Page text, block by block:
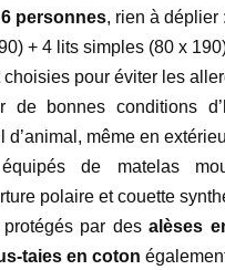
personnes, rien à déplier :
+ 4 lits simples (80 x
choisies pour éviter les
de bonnes conditions
d’animal, même en
de matelas
polaire et couette
protégés par desalèses
taies en coton